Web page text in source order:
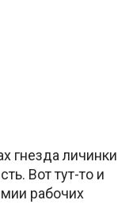
гнезда личинки
Вот тут-то и
рабочих